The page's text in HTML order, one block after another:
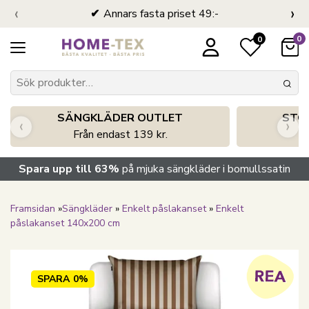
Annars fasta priset 49:-
‹ ›
0 0
SÄNGKLÄDER OUTLET
Från endast 139 kr.
‹ ›
Spara upp till 63% på mjuka sängkläder i bomullssatin
Framsidan »Sängkläder » Enkelt påslakanset» Enkelt
påslakanset 140x200 cm
SPARA 0%